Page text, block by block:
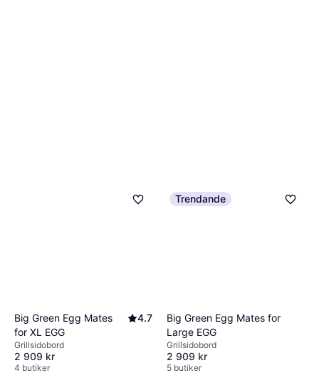
Big Green Egg Mates
for XL EGG
4.7
Grillsidobord
2 909 kr
4 butiker
Trendande
Big Green Egg Mates for
Large EGG
Grillsidobord
2 909 kr
5 butiker